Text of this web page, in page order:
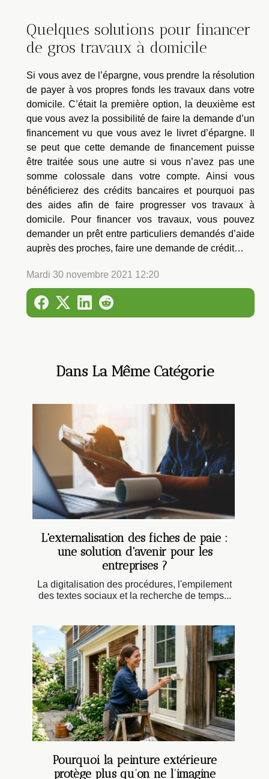
Dans La Même Catégorie
L'externalisation des fiches de paie :
une solution d'avenir pour les
entreprises ?
La digitalisation des procédures, l'empilement
des textes sociaux et la recherche de temps...
Pourquoi la peinture extérieure
protège plus qu’on ne l’imagine
Quelques solutions pour financer
de gros travaux à domicile
Si vous avez de l’épargne, vous prendre la résolution
de payer à vos propres fonds les travaux dans votre
domicile. C’était la première option, la deuxième est
que vous avez la possibilité de faire la demande d’un
financement vu que vous avez le livret d’épargne. Il
se peut que cette demande de financement puisse
être traitée sous une autre si vous n’avez pas une
somme colossale dans votre compte. Ainsi vous
bénéficierez des crédits bancaires et pourquoi pas
des aides afin de faire progresser vos travaux à
domicile. Pour financer vos travaux, vous pouvez
demander un prêt entre particuliers demandés d’aide
auprès des proches, faire une demande de crédit…
Mardi 30 novembre 2021 12:20